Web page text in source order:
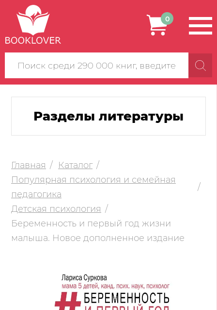
Поиск
по
сайту
0
Разделы литературы
Главная
Каталог
Популярная психология и семейная
педагогика
Детская психология
Беременность и первый год жизни
малыша. Новое дополненное издание